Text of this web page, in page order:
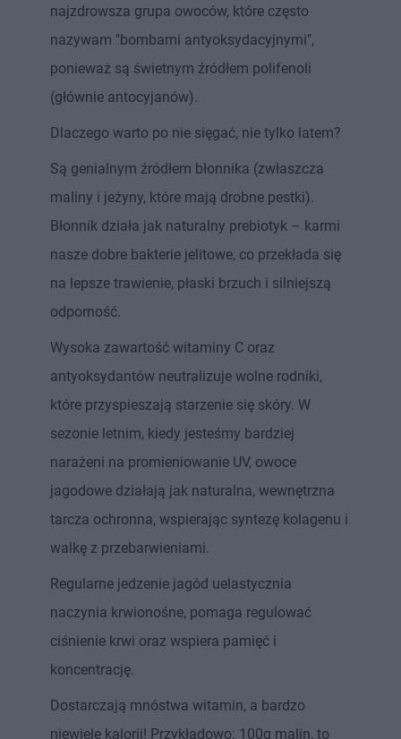
najzdrowsza grupa owoców, które często
nazywam "bombami antyoksydacyjnymi",
ponieważ są świetnym źródłem polifenoli
(głównie antocyjanów).
Dlaczego warto po nie sięgać, nie tylko latem?
Są genialnym źródłem błonnika (zwłaszcza
maliny i jeżyny, które mają drobne pestki).
Błonnik działa jak naturalny prebiotyk – karmi
nasze dobre bakterie jelitowe, co przekłada się
na lepsze trawienie, płaski brzuch i silniejszą
odporność.
Wysoka zawartość witaminy C oraz
antyoksydantów neutralizuje wolne rodniki,
które przyspieszają starzenie się skóry. W
sezonie letnim, kiedy jesteśmy bardziej
narażeni na promieniowanie UV, owoce
jagodowe działają jak naturalna, wewnętrzna
tarcza ochronna, wspierając syntezę kolagenu i
walkę z przebarwieniami.
Regularne jedzenie jagód uelastycznia
naczynia krwionośne, pomaga regulować
ciśnienie krwi oraz wspiera pamięć i
koncentrację.
Dostarczają mnóstwa witamin, a bardzo
niewiele kalorii! Przykładowo: 100g malin, to